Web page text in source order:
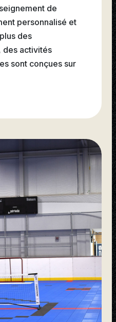
de
personnalisé et
des
des activités
sont conçues sur